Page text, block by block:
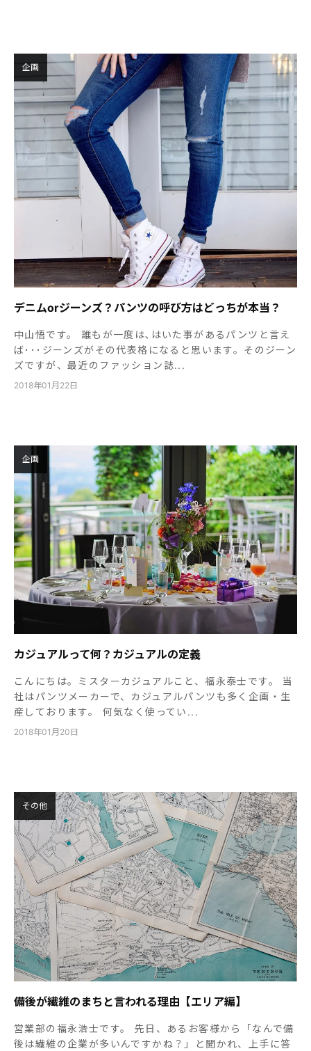
企画
デニムorジーンズ？パンツの呼び方はどっちが本当？
中山悟です。 誰もが一度は､はいた事があるパンツと言え
ば･･･ジーンズがその代表格になると思います。そのジーン
ズですが、最近のファッション誌...
2018年01月22日
企画
カジュアルって何？カジュアルの定義
こんにちは。ミスターカジュアルこと、福永泰士です。 当
社はパンツメーカーで、カジュアルパンツも多く企画・生
産しております。 何気なく使ってい...
2018年01月20日
その他
備後が繊維のまちと言われる理由【エリア編】
営業部の福永浩士です。 先日、あるお客様から「なんで備
後は繊維の企業が多いんですかね？」と聞かれ、上手に答